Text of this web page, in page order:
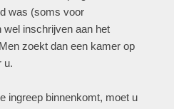
was (soms voor
inschrijven aan het
zoekt dan een kamer op
u.
ingreep binnenkomt, moet u